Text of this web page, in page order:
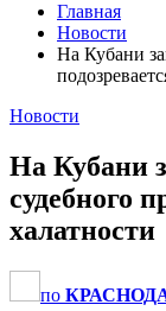
Главная
Новости
На Кубани
Новости
На Кубани
судебного
халатности
по